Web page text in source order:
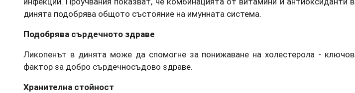
динята подобрява общото състояние на имунната система.
Подобрява сърдечното здраве
Ликопенът в динята може да спомогне за понижаване на холестерола - ключов
фактор за добро сърдечносъдово здраве.
Хранителна стойност